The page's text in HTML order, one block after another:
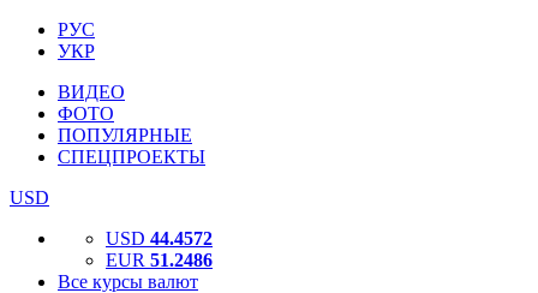
РУС
УКР
ВИДЕО
ФОТО
ПОПУЛЯРНЫЕ
СПЕЦПРОЕКТЫ
USD
USD 44.4572
EUR 51.2486
Все курсы валют